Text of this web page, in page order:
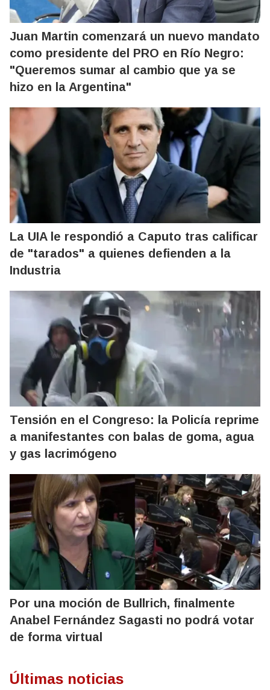
Juan Martin comenzará un nuevo mandato
como presidente del PRO en Río Negro:
"Queremos sumar al cambio que ya se
hizo en la Argentina"
La UIA le respondió a Caputo tras calificar
de "tarados" a quienes defienden a la
Industria
Tensión en el Congreso: la Policía reprime
a manifestantes con balas de goma, agua
y gas lacrimógeno
Por una moción de Bullrich, finalmente
Anabel Fernández Sagasti no podrá votar
de forma virtual
Últimas noticias